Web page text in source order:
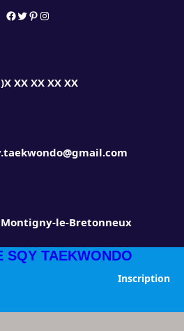
Facebook Twitter Pinterest Instagram
XX XX XX XX
le-Bretonneux
SQY TAEKWONDO
Inscription